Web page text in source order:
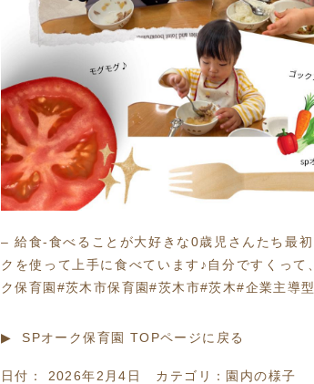
– 給食-食べることが大好きな0歳児さんたち最
クを使って上手に食べています♪自分ですくっ
ク保育園#茨木市保育園#茨木市#茨木#企業主導
▶︎ SPオーク保育園 TOPページに戻る
日付： 2026年2月4日 カテゴリ： 園内の様子